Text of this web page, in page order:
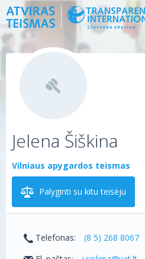
Jelena Šiškina
Vilniaus apygardos teismas
Palyginti su kitu teisėju
Telefonas:
(8 5) 268 8067